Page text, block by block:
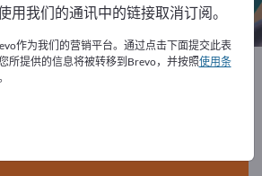
品
免費刊登廣告！
品 – 商業聯繫 >> 由此開始
用我们的通讯中的链接取消订阅。
作为我们的营销平台。通过点击下面提交此表
所提供的信息将被转移到Brevo，并按照使用条